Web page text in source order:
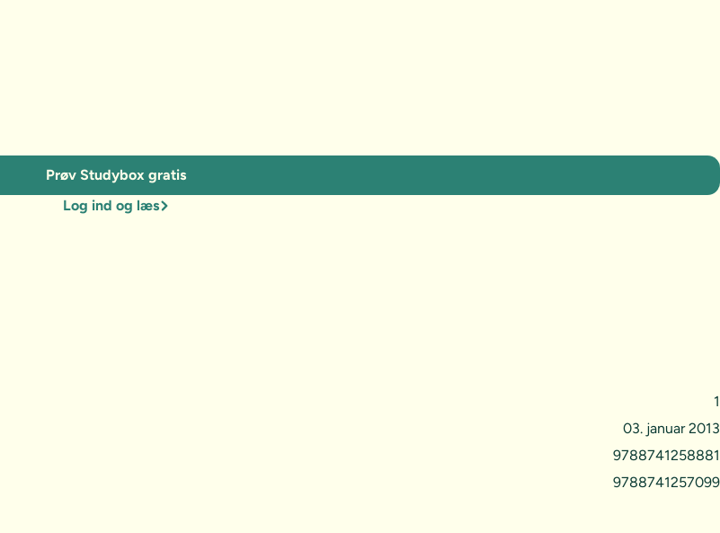
1
03. januar 2013
9788741258881
9788741257099
Prøv Studybox gratis
Log ind og læs